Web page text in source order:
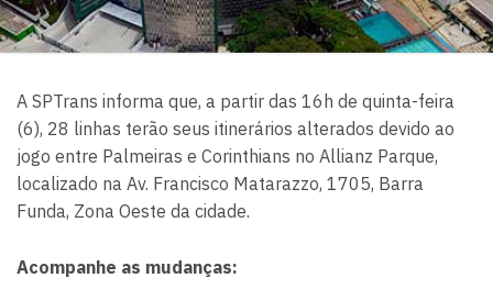
A SPTrans informa que, a partir das 16h de quinta-feira
(6), 28 linhas terão seus itinerários alterados devido ao
jogo entre Palmeiras e Corinthians no Allianz Parque,
localizado na Av. Francisco Matarazzo, 1705, Barra
Funda, Zona Oeste da cidade.
Acompanhe as mudanças: